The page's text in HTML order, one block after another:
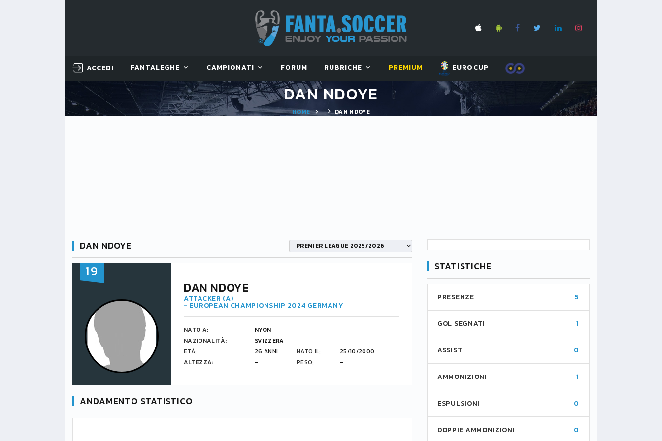
ACCEDI FANTALEGHE CAMPIONATI FORUM RUBRICHE PREMIUM EUROCUP
DAN NDOYE
HOME DAN NDOYE
DAN NDOYE PREMIER LEAGUE 2025/2026
19
DAN NDOYE
ATTACKER (A)
- EUROPEAN CHAMPIONSHIP 2024 GERMANY
NATO A:
NYON
NAZIONALITÀ:
SVIZZERA
ETÀ:
26 ANNI NATO IL:
25/10/2000
ALTEZZA:
- PESO: -
ANDAMENTO STATISTICO
STATISTICHE
PRESENZE 5
GOL SEGNATI 1
ASSIST 0
AMMONIZIONI 1
ESPULSIONI 0
DOPPIE AMMONIZIONI 0